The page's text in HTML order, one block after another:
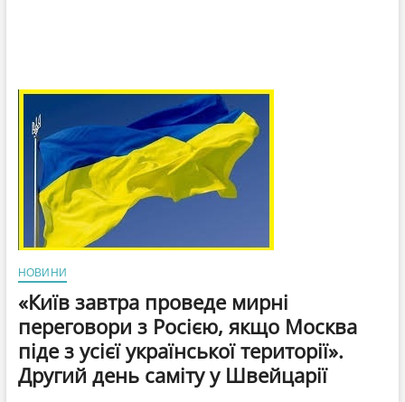
НОВИНИ
«Київ завтра проведе мирні
переговори з Росією, якщо Москва
піде з усієї української території».
Другий день саміту у Швейцарії